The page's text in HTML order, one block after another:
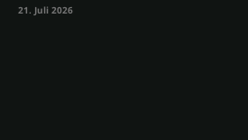
21. Juli 2026